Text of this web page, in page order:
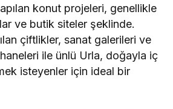
konut projeleri, genellikle
ve butik siteler şeklinde.
çiftlikler, sanat galerileri ve
ile ünlü Urla, doğayla iç
isteyenler için ideal bir